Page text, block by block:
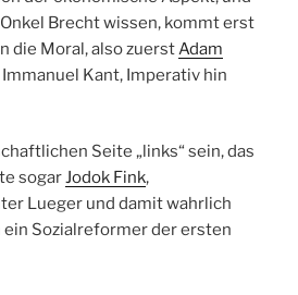
Brecht wissen, kommt erst
die Moral, also zuerstAdam
Kant, Imperativ hin
Seite „links“ sein, das
sogarJodok Fink,
Lueger und damit wahrlich
ein Sozialreformer der ersten